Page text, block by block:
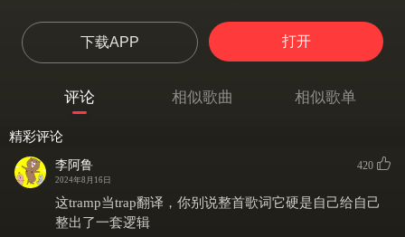
Just like you
像你一样
On and on and on and on
It's soon my love
You can make a fool of me you choose my love
你不能愚弄我 你选择了我的爱
On and on you play the painted rules
下载APP 打开
评论 相似歌曲 相似歌单
精彩评论
李阿鲁
2024年8月16日
420
这tramp当trap翻译，你别说整首歌词它硬是自己给自己
整出了一套逻辑